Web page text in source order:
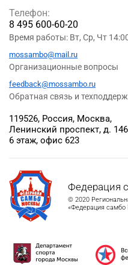
Федерация
© 2020
«Федерация
119526, Россия, Москва,
Ленинский проспект, д.
6 этаж, офис 623
Телефон:
8 495 600-60-20
Время работы: Вт, Ср, Чт
mossambo@mail.ru
Организационные вопросы
feedback@mossambo.ru
Обратная связь и